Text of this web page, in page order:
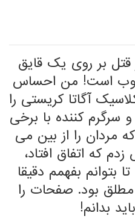
قتل بر روی یک قایق
است! من احساس
آگاتا کریستی را
سرگرم کننده با برخی
مردان را از بین می
که اتفاق افتاد،
بتوانم بفهمم دقیقا
بود. صفحات را
بدانم!